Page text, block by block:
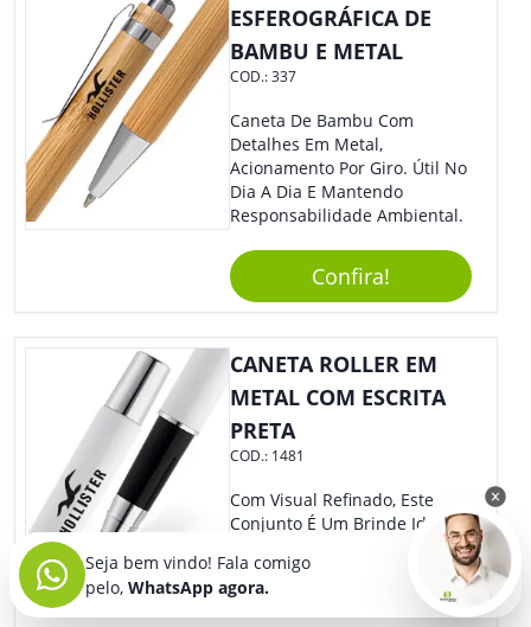
ESFEROGRÁFICA DE
BAMBU E METAL
COD.:337
Caneta De Bambu Com
Detalhes Em Metal,
Acionamento Por Giro. Útil No
Dia A Dia E Mantendo
Responsabilidade Ambiental.
Confira!
CANETA ROLLER EM
METAL COM ESCRITA
PRETA
COD.: 1481
Com Visual Refinado, Este
Conjunto É Um Brinde Ideal
Modernas. Ótima Opção Para
Levar Sua Marca De Forma
Estilosa, Agregando Valor Para
Seja bem vindo! Fala comigo
pelo, WhatsApp agora.